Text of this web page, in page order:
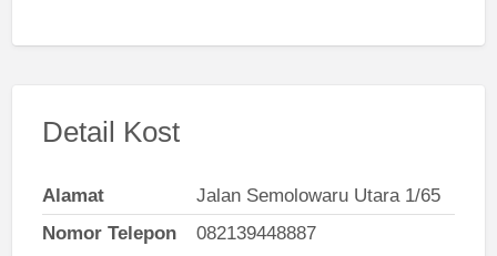
Detail Kost
Alamat
Jalan Semolowaru Utara 1/65
Nomor Telepon
082139448887